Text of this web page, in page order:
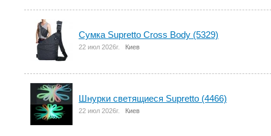
Сумка Supretto Cross Body (5329)
22 июл 2026г. Киев
Шнурки светящиеся Supretto (4466)
22 июл 2026г. Киев